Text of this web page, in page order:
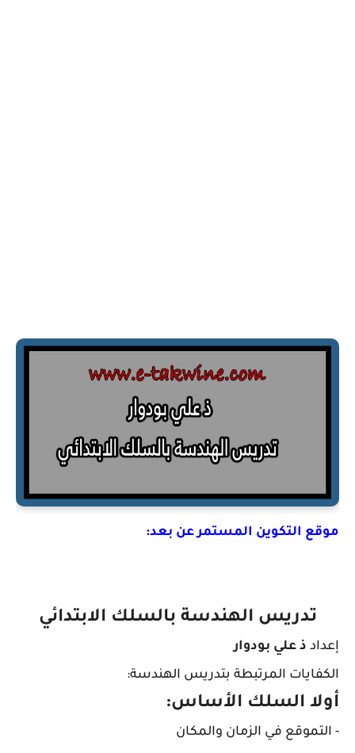
موقع التكوين المستمر عن بعد:
تدريس الهندسة بالسلك الابتدائي
إعداد ذ علي بودوار
الكفايات المرتبطة بتدريس الهندسة:
أولا السلك الأساس:
- التموقع في الزمان والمكان